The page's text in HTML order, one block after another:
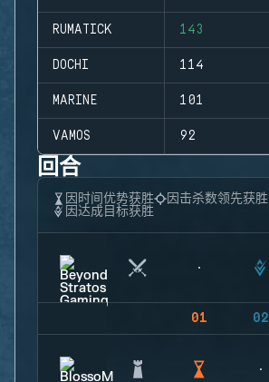
RUMATICK 143
DOCHI 114
MARINE 101
VAMOS 92
回合
因时间优势获胜
因击杀数领先获胜
因达成目标获胜
01 02